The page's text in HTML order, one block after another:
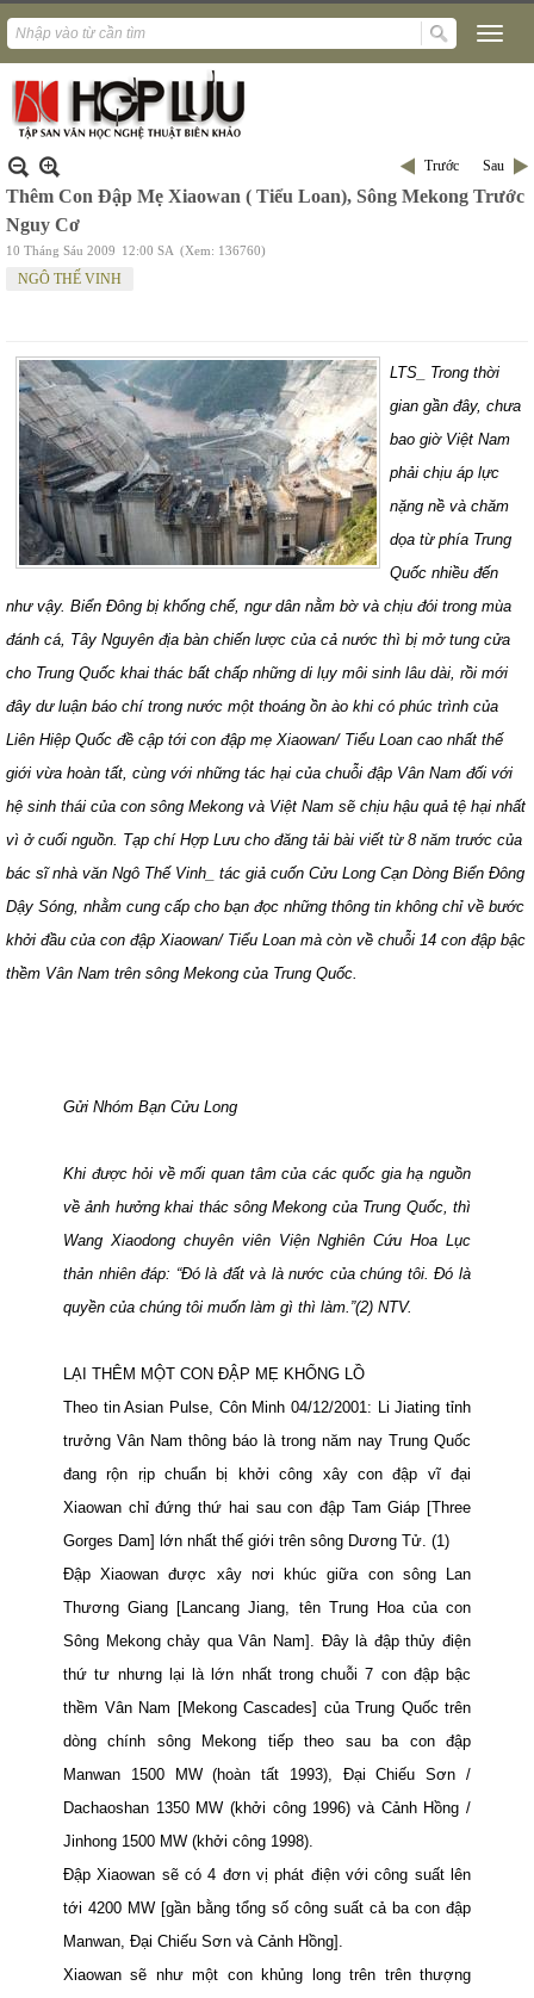
Trước Sau
Thêm Con Đập Mẹ Xiaowan ( Tiểu Loan), Sông Mekong Trước
Nguy Cơ
10 Tháng Sáu 2009 12:00 SA (Xem: 136760)
NGÔ THẾ VINH
LTS_ Trong thời
gian gần đây, chưa
bao giờ Việt Nam
phải chịu áp lực
nặng nề và chăm
dọa từ phía Trung
Quốc nhiều đến
như vậy. Biển Đông bị khống chế, ngư dân nằm bờ và chịu đói trong mùa
đánh cá, Tây Nguyên địa bàn chiến lược của cả nước thì bị mở tung cửa
cho Trung Quốc khai thác bất chấp những di lụy môi sinh lâu dài, rồi mới
đây dư luận báo chí trong nước một thoáng ồn ào khi có phúc trình của
Liên Hiệp Quốc đề cập tới con đập mẹ Xiaowan/ Tiểu Loan cao nhất thế
giới vừa hoàn tất, cùng với những tác hại của chuỗi đập Vân Nam đối với
hệ sinh thái của con sông Mekong và Việt Nam sẽ chịu hậu quả tệ hại nhất
vì ở cuối nguồn. Tạp chí Hợp Lưu cho đăng tải bài viết từ 8 năm trước của
bác sĩ nhà văn Ngô Thế Vinh_ tác giả cuốn Cửu Long Cạn Dòng Biển Đông
Dậy Sóng, nhằm cung cấp cho bạn đọc những thông tin không chỉ về bước
khởi đầu của con đập Xiaowan/ Tiểu Loan mà còn về chuỗi 14 con đập bậc
thềm Vân Nam trên sông Mekong của Trung Quốc.
Gửi Nhóm Bạn Cửu Long
Khi được hỏi về mối quan tâm của các quốc gia hạ nguồn
về ảnh hưởng khai thác sông Mekong của Trung Quốc, thì
Wang Xiaodong chuyên viên Viện Nghiên Cứu Hoa Lục
thản nhiên đáp: “Đó là đất và là nước của chúng tôi. Đó là
quyền của chúng tôi muốn làm gì thì làm.”(2) NTV.
LẠI THÊM MỘT CON ĐẬP MẸ KHỔNG LỒ
Theo tin Asian Pulse, Côn Minh 04/12/2001: Li Jiating tỉnh
trưởng Vân Nam thông báo là trong năm nay Trung Quốc
đang rộn rịp chuẩn bị khởi công xây con đập vĩ đại
Xiaowan chỉ đứng thứ hai sau con đập Tam Giáp [Three
Gorges Dam] lớn nhất thế giới trên sông Dương Tử. (1)
Đập Xiaowan được xây nơi khúc giữa con sông Lan
Thương Giang [Lancang Jiang, tên Trung Hoa của con
Sông Mekong chảy qua Vân Nam]. Đây là đập thủy điện
thứ tư nhưng lại là lớn nhất trong chuỗi 7 con đập bậc
thềm Vân Nam [Mekong Cascades] của Trung Quốc trên
dòng chính sông Mekong tiếp theo sau ba con đập
Manwan 1500 MW (hoàn tất 1993),
Đại Chiếu Sơn /
Dachaoshan 1350 MW (khởi công 1996) và Cảnh Hồng /
Jinhong 1500 MW (khởi công 1998).
Đập Xiaowan sẽ có 4 đơn vị phát điện với công suất lên
tới 4200 MW [gần bằng tổng số công suất cả ba con đập
Manwan, Đại Chiếu Sơn và Cảnh Hồng].
Xiaowan sẽ như một con khủng long trên trên thượng